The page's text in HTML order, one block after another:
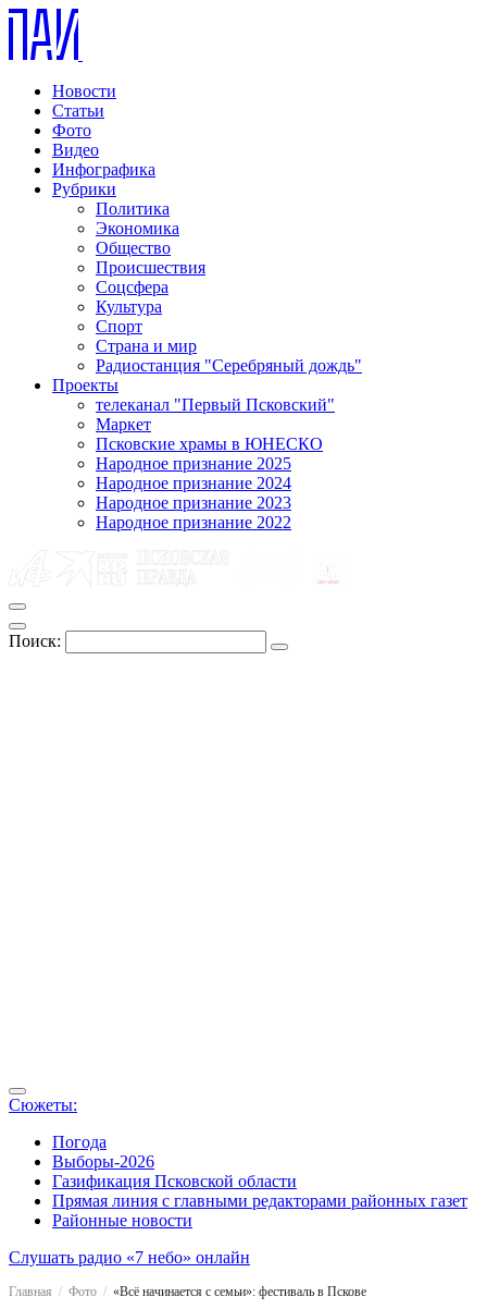
Новости
Статьи
Фото
Видео
Инфографика
Рубрики
Политика
Экономика
Общество
Происшествия
Соцсфера
Культура
Спорт
Страна и мир
Радиостанция "Серебряный дождь"
Проекты
телеканал "Первый Псковский"
Маркет
Псковские храмы в ЮНЕСКО
Народное признание 2025
Народное признание 2024
Народное признание 2023
Народное признание 2022
Поиск:
Сюжеты:
Погода
Выборы-2026
Газификация Псковской области
Прямая линия с главными редакторами районных газет
Районные новости
Слушать радио «7 небо» онлайн
Главная Фото «Всё начинается с семьи»: фестиваль в Пскове